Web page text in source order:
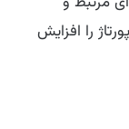
را افزایش